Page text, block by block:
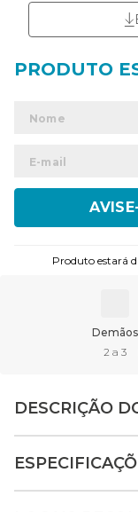
Produto estará
Demãos
2 a 3
DESCRIÇÃO